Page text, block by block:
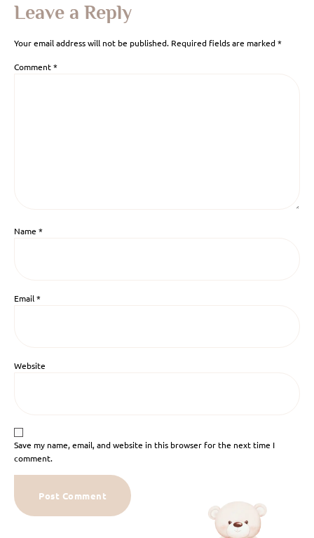
Leave a Reply
Your email address will not be published. Required fields are marked*
Comment*
Name *
Email*
Website
Save my name, email, and website in this browser for the next time I
comment.